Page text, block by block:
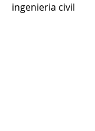
ingenieria civil